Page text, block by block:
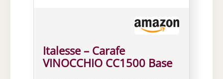
Italesse – Carafe
VINOCCHIO CC1500 Base